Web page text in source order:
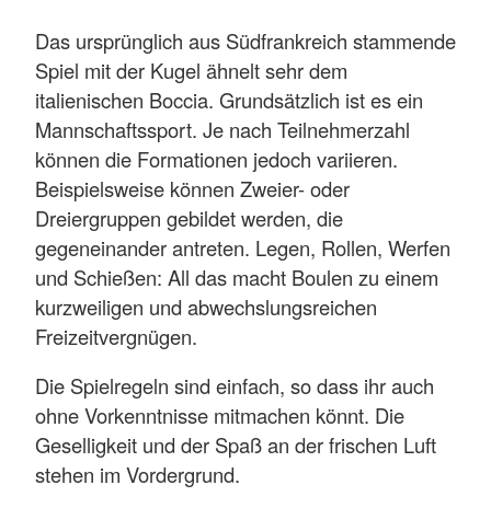
Das ursprünglich aus Südfrankreich stammende
Spiel mit der Kugel ähnelt sehr dem
italienischen Boccia. Grundsätzlich ist es ein
Mannschaftssport. Je nach Teilnehmerzahl
können die Formationen jedoch variieren.
Beispielsweise können Zweier- oder
Dreiergruppen gebildet werden, die
gegeneinander antreten. Legen, Rollen, Werfen
und Schießen: All das macht Boulen zu einem
kurzweiligen und abwechslungsreichen
Freizeitvergnügen.
Die Spielregeln sind einfach, so dass ihr auch
ohne Vorkenntnisse mitmachen könnt. Die
Geselligkeit und der Spaß an der frischen Luft
stehen im Vordergrund.